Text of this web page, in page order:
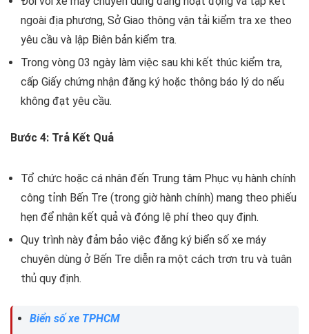
ngoài địa phương, Sở Giao thông vận tải kiểm tra xe theo
yêu cầu và lập Biên bản kiểm tra.
Trong vòng 03 ngày làm việc sau khi kết thúc kiểm tra,
cấp Giấy chứng nhận đăng ký hoặc thông báo lý do nếu
không đạt yêu cầu.
Bước 4: Trả Kết Quả
Tổ chức hoặc cá nhân đến Trung tâm Phục vụ hành chính
công tỉnh Bến Tre (trong giờ hành chính) mang theo phiếu
hẹn để nhận kết quả và đóng lệ phí theo quy định.
Quy trình này đảm bảo việc đăng ký biển số xe máy
chuyên dùng ở Bến Tre diễn ra một cách trơn tru và tuân
thủ quy định.
Biển số xe TPHCM